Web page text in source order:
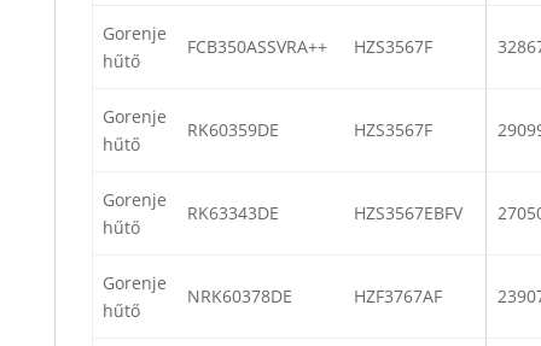
Gorenje
hűtő
FCB350ASSVRA++ HZS3567F
Gorenje
hűtő
RK60359DE HZS3567F
Gorenje
hűtő
RK63343DE HZS3567EBFV
Gorenje
hűtő
NRK60378DE HZF3767AF